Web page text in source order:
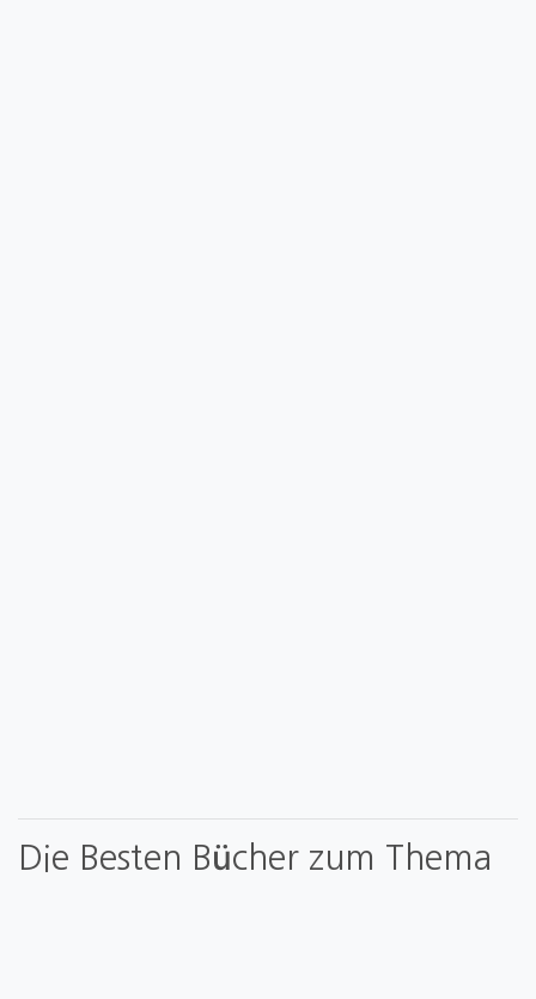
Die Besten Bücher zum Thema